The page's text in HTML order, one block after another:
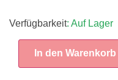
Verfügbarkeit: Auf Lager
In den Warenkorb